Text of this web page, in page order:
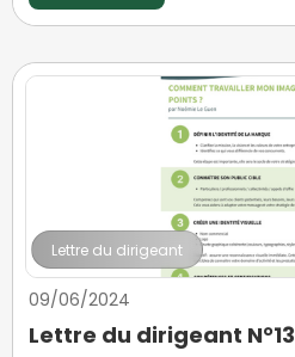
Lettre du dirigeant
09/06/2024
Lettre du dirigeant N°13